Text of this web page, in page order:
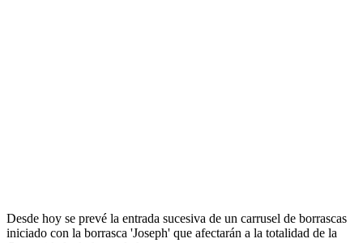
Desde hoy se prevé la entrada sucesiva de un carrusel de borrascas
iniciado con la borrasca 'Joseph' que afectarán a la totalidad de la